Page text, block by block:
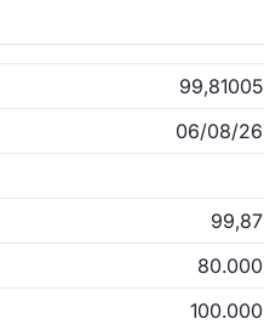
99,81005
06/08/26
99,87
80.000
100.000